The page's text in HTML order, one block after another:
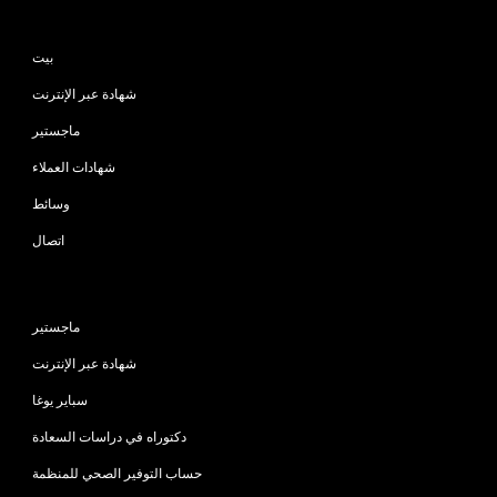
بيت
شهادة عبر الإنترنت
ماجستير
شهادات العملاء
وسائط
اتصال
ماجستير
شهادة عبر الإنترنت
سباير يوغا
دكتوراه في دراسات السعادة
حساب التوفير الصحي للمنظمة